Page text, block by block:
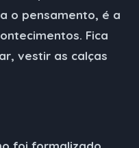
o pensamento, é a
Fica
vestir as calças